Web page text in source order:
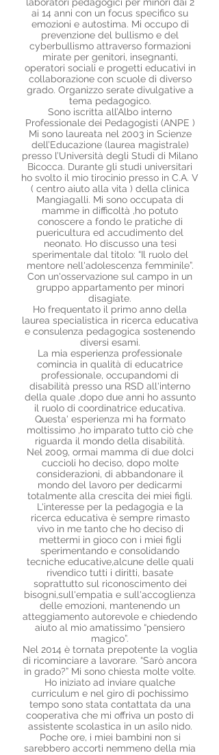
ai 14 anni con un focus specifico su
emozioni e autostima. Mi occupo di
prevenzione del bullismo e del
cyberbullismo attraverso formazioni
mirate per genitori, insegnanti,
operatori sociali e progetti educativi in
collaborazione con scuole di diverso
grado. Organizzo serate divulgative a
tema pedagogico.
Sono iscritta all’Albo interno
Professionale dei Pedagogisti (ANPE )
Mi sono laureata nel 2003 in Scienze
dell’Educazione (laurea magistrale)
presso l’Università degli Studi di Milano
Bicocca. Durante gli studi universitari
ho svolto il mio tirocinio presso in C.A. V
( centro aiuto alla vita ) della clinica
Mangiagalli. Mi sono occupata di
mamme in difficoltà ,ho potuto
conoscere a fondo le pratiche di
puericultura ed accudimento del
neonato. Ho discusso una tesi
sperimentale dal titolo: “​Il ruolo del
mentore nell'adolescenza femminile”.
Con un'osservazione sul campo in un
gruppo appartamento per minori
disagiate.
Ho frequentato il primo anno della
laurea specialistica in ​ricerca educativa
e consulenza pedagogica sostenendo
diversi esami.
La mia esperienza professionale
comincia in qualità di educatrice
professionale, occupandomi di
disabilità presso una RSD all'interno
della quale ,dopo due anni ho assunto
il ruolo di coordinatrice educativa.
Questa' esperienza mi ha formato
moltissimo ,ho imparato tutto ciò che
riguarda il mondo della disabilità.
Nel 2009, ormai mamma di due dolci
cuccioli ho deciso, dopo molte
considerazioni, di abbandonare il
mondo del lavoro per dedicarmi
totalmente alla crescita dei miei figli.
L'interesse per la pedagogia e la
ricerca educativa è sempre rimasto
vivo in me tanto che ho deciso di
mettermi in gioco con i miei figli
sperimentando e consolidando
tecniche educative,alcune delle quali
rivendico tutti i diritti, basate
soprattutto sul riconoscimento dei
bisogni,sull'empatia e sull'accoglienza
delle emozioni, mantenendo un
atteggiamento autorevole e chiedendo
aiuto al mio amatissimo “pensiero
magico”.
Nel 2014 è tornata prepotente la voglia
di ricominciare a lavorare. “Sarò ancora
in grado?” Mi sono chiesta molte volte.
Ho iniziato ad inviare qualche
curriculum e nel giro di pochissimo
tempo sono stata contattata da una
cooperativa che mi offriva un posto di
assistente scolastica in un asilo nido.
Poche ore, i miei bambini non si
sarebbero accorti nemmeno della mia